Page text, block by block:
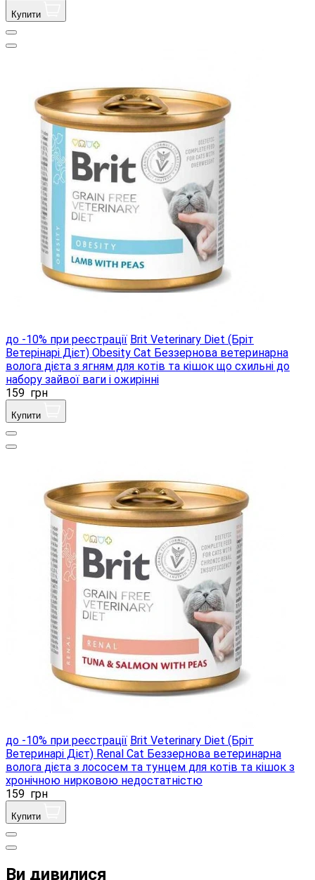
Купити
до -10% при реєстрації Brit Veterinary Diet (Бріт
Ветерінарі Дієт) Obesity Cat Беззернова ветеринарна
волога дієта з ягням для котів та кішок що схильні до
набору зайвої ваги і ожирінні
159 грн
Купити
до -10% при реєстрації Brit Veterinary Diet (Бріт
Ветеринарі Дієт) Renal Cat Беззернова ветеринарна
волога дієта з лососем та тунцем для котів та кішок з
хронічною нирковою недостатністю
159 грн
Купити
Ви дивилися